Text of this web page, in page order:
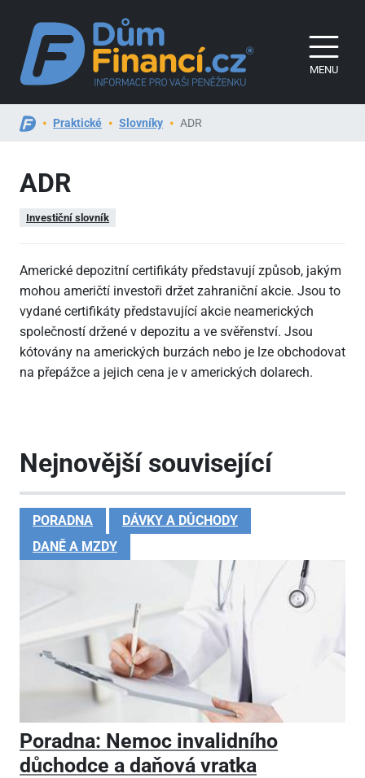
MENU
Praktické Slovníky ADR
ADR
Investiční slovník
Americké depozitní certifikáty představují způsob, jakým
mohou američtí investoři držet zahraniční akcie. Jsou to
vydané certifikáty představující akcie neamerických
společností držené v depozitu a ve svěřenství. Jsou
kótovány na amerických burzách nebo je lze obchodovat
na přepážce a jejich cena je v amerických dolarech.
Nejnovější související
PORADNA
DÁVKY A DŮCHODY
DANĚ A MZDY
Poradna: Nemoc invalidního
důchodce a daňová vratka